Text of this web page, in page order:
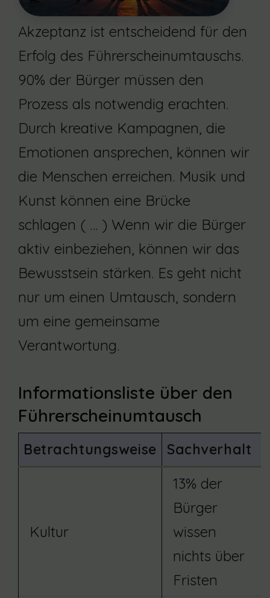
Akzeptanz ist entscheidend für den
Erfolg des Führerscheinumtauschs.
90% der Bürger müssen den
Prozess als notwendig erachten.
Durch kreative Kampagnen, die
Emotionen ansprechen, können wir
die Menschen erreichen. Musik und
Kunst können eine Brücke
schlagen ( … ) Wenn wir die Bürger
aktiv einbeziehen, können wir das
Bewusstsein stärken. Es geht nicht
nur um einen Umtausch, sondern
um eine gemeinsame
Verantwortung.
Informationsliste über den
Führerscheinumtausch
Betrachtungsweise Sachverhalt
Kultur
13% der
Bürger
wissen
nichts über
Fristen